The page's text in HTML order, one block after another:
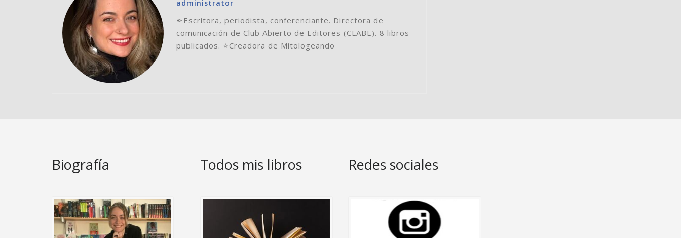
administrator
✒Escritora, periodista, conferenciante. Directora de
comunicación de Club Abierto de Editores (CLABE). 8 libros
publicados. ⭐️Creadora de Mitologeando
Biografía Todos mis libros Redes sociales